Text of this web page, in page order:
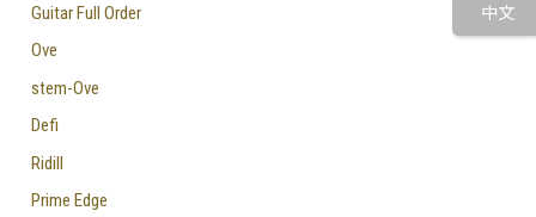
中文
Guitar Full Order
Ove
stem-Ove
Defi
Ridill
Prime Edge